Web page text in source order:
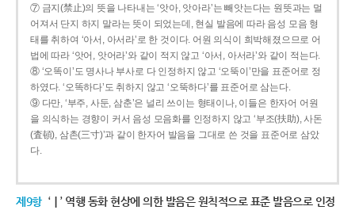
⑦ 금지(禁止)의 뜻을 나타내는 ‘앗아, 앗아라’는 빼앗는다는 원뜻과는 멀
어져서 단지 하지 말라는 뜻이 되었는데, 현실 발음에 따라 음성 모음 형
태를 취하여 ‘아서, 아서라’로 한 것이다. 어원 의식이 희박해졌으므로 어
법에 따라 ‘앗어, 앗어라’와 같이 적지 않고 ‘아서, 아서라’와 같이 적는다.
⑧ ‘오똑이’도 명사나 부사로 다 인정하지 않고 ‘오뚝이’만을 표준어로 정
하였다. ‘오똑하다’도 취하지 않고 ‘오뚝하다’를 표준어로 삼는다.
⑨ 다만, ‘부주, 사둔, 삼춘’은 널리 쓰이는 형태이나, 이들은 한자어 어원
을 의식하는 경향이 커서 음성 모음화를 인정하지 않고 ‘부조(扶助), 사돈
(査頓), 삼촌(三寸)’과 같이 한자어 발음을 그대로 쓴 것을 표준어로 삼았
다.
제9항 ‘ㅣ’ 역행 동화 현상에 의한 발음은 원칙적으로 표준 발음으로 인정